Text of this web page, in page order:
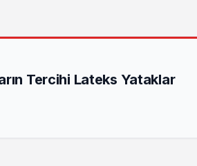
Tercihi Lateks Yataklar